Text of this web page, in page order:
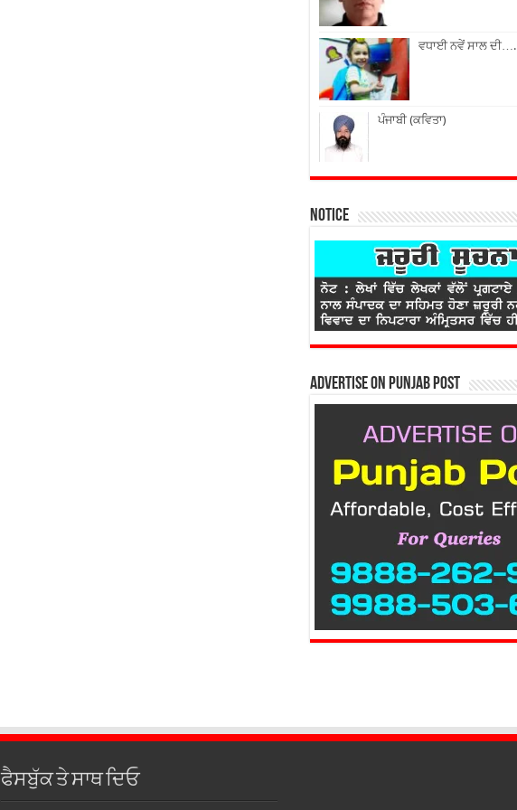
ਵਧਾਈ ਨਵੇਂ ਸਾਲ ਦੀ….
ਪੰਜਾਬੀ (ਕਵਿਤਾ)
Notice
Advertise on Punjab Post
ਫੈਸਬੁੱਕ ਤੇ ਸਾਥ ਦਿਓ